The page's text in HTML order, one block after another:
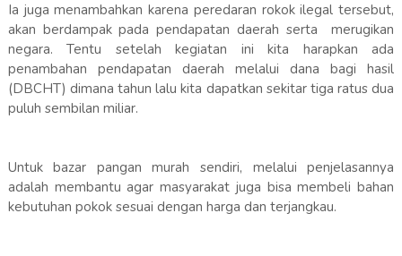
Ia juga menambahkan karena peredaran rokok ilegal tersebut,
akan berdampak pada pendapatan daerah serta merugikan
negara. Tentu setelah kegiatan ini kita harapkan ada
penambahan pendapatan daerah melalui dana bagi hasil
(DBCHT) dimana tahun lalu kita dapatkan sekitar tiga ratus dua
puluh sembilan miliar.
Untuk bazar pangan murah sendiri, melalui penjelasannya
adalah membantu agar masyarakat juga bisa membeli bahan
kebutuhan pokok sesuai dengan harga dan terjangkau.